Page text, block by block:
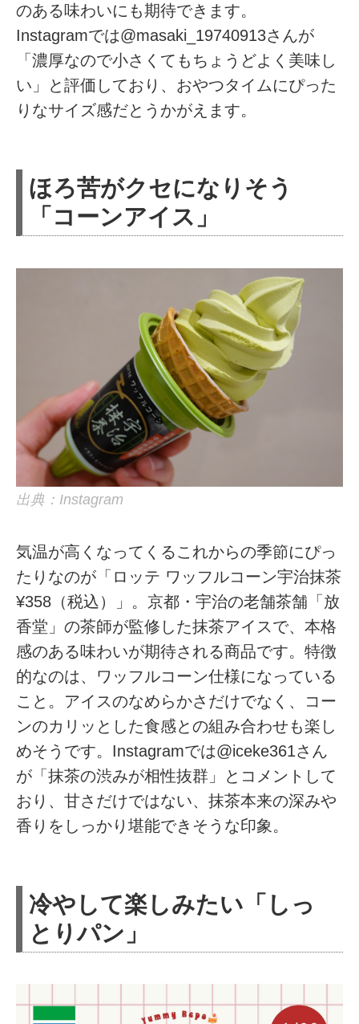
のある味わいにも期待できます。
Instagramでは@masaki_19740913さんが
「濃厚なので小さくてもちょうどよく美味し
い」と評価しており、おやつタイムにぴった
りなサイズ感だとうかがえます。
ほろ苦がクセになりそう
「コーンアイス」
出典：Instagram
気温が高くなってくるこれからの季節にぴっ
たりなのが「ロッテ ワッフルコーン宇治抹茶
¥358（税込）」。京都・宇治の老舗茶舗「放
香堂」の茶師が監修した抹茶アイスで、本格
感のある味わいが期待される商品です。特徴
的なのは、ワッフルコーン仕様になっている
こと。アイスのなめらかさだけでなく、コー
ンのカリッとした食感との組み合わせも楽し
めそうです。Instagramでは@iceke361さん
が「抹茶の渋みが相性抜群」とコメントして
おり、甘さだけではない、抹茶本来の深みや
香りをしっかり堪能できそうな印象。
冷やして楽しみたい「しっ
とりパン」